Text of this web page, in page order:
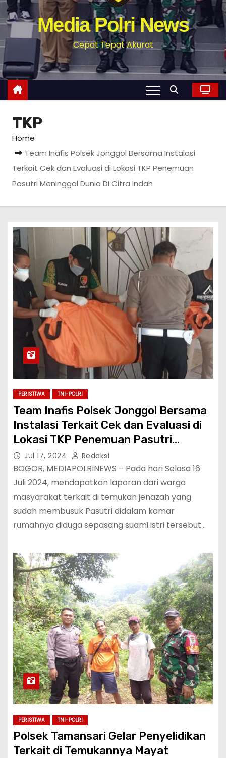
Media Polri News
Cepat Tepat Akurat
TKP
Home
Team Inafis Polsek Jonggol Bersama Instalasi
Terkait Cek dan Evaluasi di Lokasi TKP Penemuan
Pasutri Meninggal Dunia Di Citra Indah
PERISTIWA TNI-POLRI
Team Inafis Polsek Jonggol Bersama
Instalasi Terkait Cek dan Evaluasi di
Lokasi TKP Penemuan Pasutri
Meninggal Dunia Di Citra Indah
Jul 17, 2024 Redaksi
BOGOR, MEDIAPOLRINEWS – Pada hari Selasa 16
Juli 2024, mendapatkan laporan dari warga
masyarakat terkait di temukan jenazah yang
sudah membusuk Pasutri didalam kamar
rumahnya diduga sepasang suami istri tersebut…
PERISTIWA TNI-POLRI
Polsek Tamansari Gelar Penyelidikan
Terkait di Temukannya Mayat